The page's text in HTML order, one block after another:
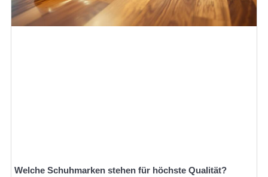
Welche Schuhmarken stehen für höchste Qualität?